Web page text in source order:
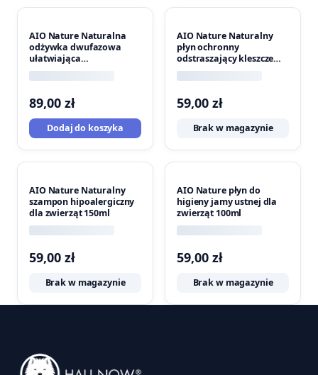
AIO Nature Naturalna
odżywka dwufazowa
ułatwiająca
rozczesywanie kołtunów
100ml
89,00 zł
Dodaj do koszyka
AIO Nature Naturalny
płyn ochronny
odstraszający kleszcze
50ml
59,00 zł
Brak w magazynie
AIO Nature Naturalny
szampon hipoalergiczny
dla zwierząt 150ml
59,00 zł
Brak w magazynie
AIO Nature płyn do
higieny jamy ustnej dla
zwierząt 100ml
59,00 zł
Brak w magazynie